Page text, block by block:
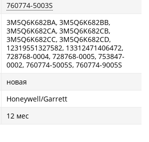
760774-5003S
3M5Q6K682BA, 3M5Q6K682BB,
3M5Q6K682CA, 3M5Q6K682CB,
3M5Q6K682CC, 3M5Q6K682CD,
12319551327582, 13312471406472,
728768-0004, 728768-0005, 753847-
0002, 760774-5005S, 760774-9005S
новая
Honeywell/Garrett
12 мес